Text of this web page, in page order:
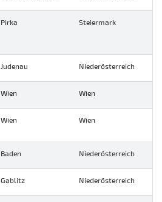
Pirka Steiermark
Judenau Niederösterreich
Wien Wien
Wien Wien
Baden Niederösterreich
Gablitz Niederösterreich